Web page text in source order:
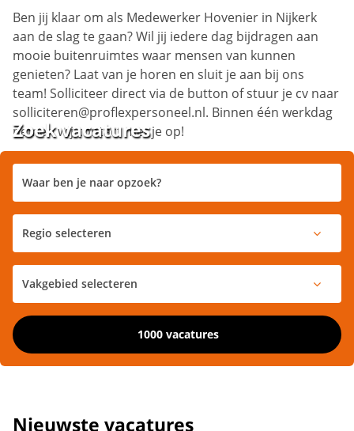
Ben jij klaar om als Medewerker Hovenier in Nijkerk
aan de slag te gaan? Wil jij iedere dag bijdragen aan
mooie buitenruimtes waar mensen van kunnen
genieten? Laat van je horen en sluit je aan bij ons
team! Solliciteer direct via de button of stuur je cv naar
solliciteren@proflexpersoneel.nl. Binnen één werkdag
nemen wij contact met je op!
Zoek vacatures
1000 vacatures
Nieuwste vacatures